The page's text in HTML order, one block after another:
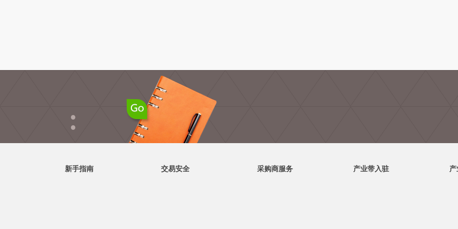
●
●
新手指南 交易安全 采购商服务 产业带入驻